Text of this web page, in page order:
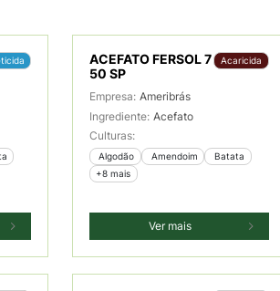
ACEFATO FERSOL 7
50 SP
Acaricida
Empresa: Ameribrás
Ingrediente: Acefato
Culturas:
Algodão Amendoim
Batata
+8 mais
Ver mais